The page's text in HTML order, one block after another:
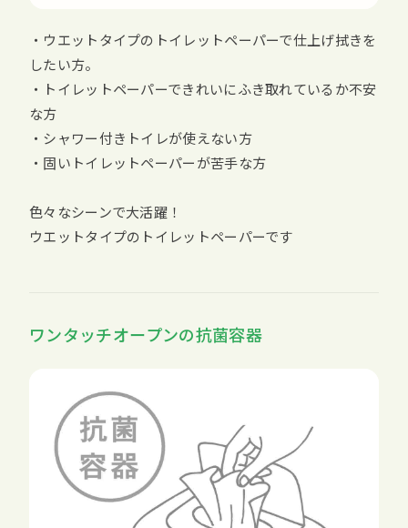
・ウエットタイプのトイレットペーパーで仕上げ拭きを
したい方。
・トイレットペーパーできれいにふき取れているか不安
な方
・シャワー付きトイレが使えない方
・固いトイレットペーパーが苦手な方
色々なシーンで大活躍！
ウエットタイプのトイレットペーパーです
ワンタッチオープンの抗菌容器